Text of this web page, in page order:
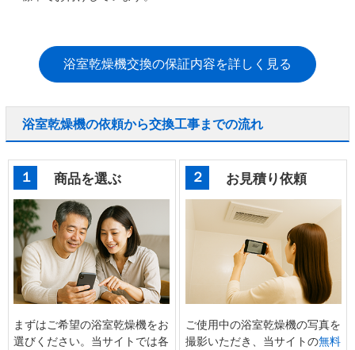
浴室乾燥機交換の保証内容を詳しく見る
浴室乾燥機の依頼から交換工事までの流れ
１ 商品を選ぶ
まずはご希望の浴室乾燥機をお
選びください。当サイトでは各
２ お見積り依頼
ご使用中の浴室乾燥機の写真を
撮影いただき、当サイトの無料